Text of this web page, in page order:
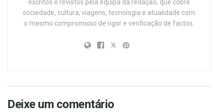
escritos e revistos pela equipa da redação, que cobre
sociedade, cultura, viagens, tecnologia e atualidade com
o mesmo compromisso de rigor e verificação de factos.
Deixe um comentário